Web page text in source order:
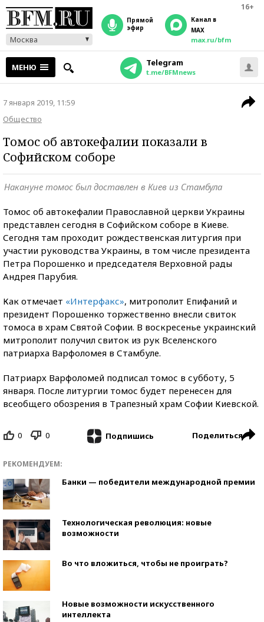
16+
Москва
прямой
эфир
Канал в
MAX
max.ru/bfm
МЕНЮ Telegram
t.me/BFMnews
7 января 2019, 11:59
Общество
Томос об автокефалии показали в
Софийском соборе
Накануне томос был доставлен в Киев из Стамбула
Томос об автокефалии Православной церкви Украины
представлен сегодня в Софийском соборе в Киеве.
Сегодня там проходит рождественская литургия при
участии руководства Украины, в том числе президента
Петра Порошенко и председателя Верховной рады
Андрея Парубия.
Как отмечает «Интерфакс», митрополит Епифаний и
президент Порошенко торжественно внесли свиток
томоса в храм Святой Софии. В воскресенье украинский
митрополит получил свиток из рук Вселенского
патриарха Варфоломея в Стамбуле.
Патриарх Варфоломей подписал томос в субботу, 5
января. После литургии томос будет перенесен для
всеобщего обозрения в Трапезный храм Софии Киевской.
0 0 Подпишись Поделиться
РЕКОМЕНДУЕМ:
Банки — победители международной премии
Технологическая революция: новые
возможности
Во что вложиться, чтобы не проиграть?
Новые возможности искусственного
интеллекта